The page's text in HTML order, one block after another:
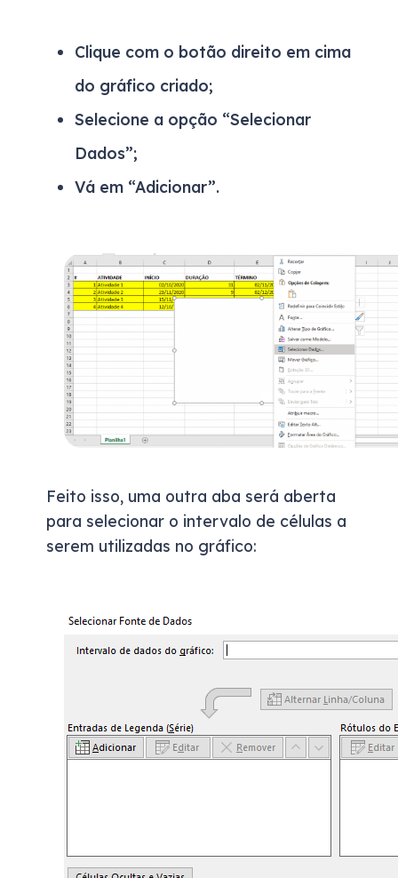
Clique com o botão direito em cima
do gráfico criado;
Selecione a opção “Selecionar
Dados”;
Vá em “Adicionar”.
Feito isso, uma outra aba será aberta
para selecionar o intervalo de células a
serem utilizadas no gráfico: